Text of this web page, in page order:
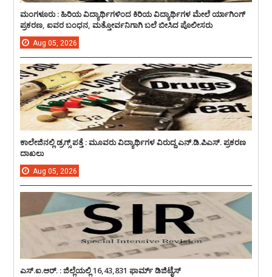
ಮಂಗಳೂರು : ಹಿರಿಯ ವಿದ್ಯಾರ್ಥಿಗಳಿಂದ ಕಿರಿಯ ವಿದ್ಯಾರ್ಥಿಗಳ ಮೇಲೆ ರ್ಯಾಗಿಂಗ್
ಪ್ರಕರಣ, ಐವರ ಬಂಧನ, ಮತ್ತೋರ್ವನಿಗಾಗಿ ಬಲೆ ಬೀಸಿದ ಪೊಲೀಸರು
Aug 05, 2026
ಕಾಲೇಜಿನಲ್ಲಿ ಡ್ರಗ್ಸ್ ಪತ್ತೆ : ಮೂವರು ವಿದ್ಯಾರ್ಥಿಗಳ ವಿರುದ್ದ ಎನ್.ಡಿ.ಪಿಎಸ್. ಪ್ರಕರಣ
ದಾಖಲು
Aug 05, 2026
ಎಸ್.ಐ.ಆರ್. : ಜಿಲ್ಲೆಯಲ್ಲಿ 16,43,831 ಫಾರ್ಮ್ ಡಿಜಿಟೈಸ್